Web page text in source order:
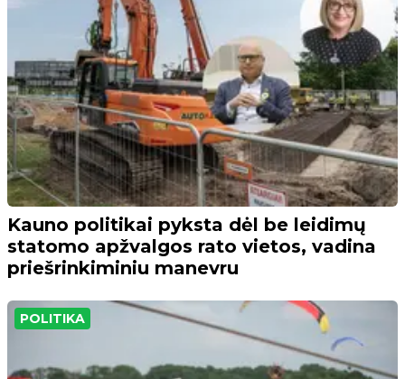
Kauno politikai pyksta dėl be leidimų
statomo apžvalgos rato vietos, vadina
priešrinkiminiu manevru
POLITIKA